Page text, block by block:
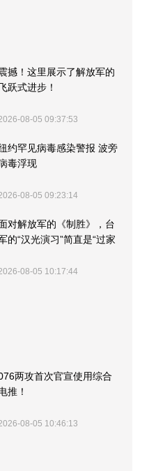
撼！这里展示了解放军的
跃式进步！
08-05 09:37:53
约罕见病毒感染警报 波旁
毒浮现
08-05 09:23:14
对解放军的《制胜》，台
的“汉光演习”简直是“过家
08-05 10:17:44
两攻首次官宣使用综合
推！
08-05 10:46:13